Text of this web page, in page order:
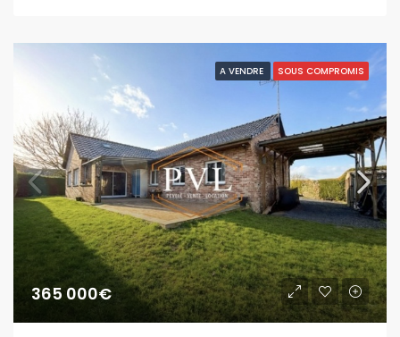
A VENDRE SOUS COMPROMIS
365 000€